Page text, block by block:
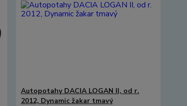
Autopotahy DACIA LOGAN II, od r.
2012, Dynamic žakar tmavý